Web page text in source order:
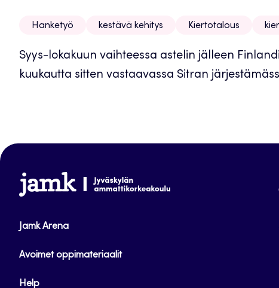
Hanketyö kestävä kehitys Kiertotalous
Syys-lokakuun vaihteessa astelin jälleen
kuukautta sitten vastaavassa Sitran
www.jamk.fi
Jamk Arena
Avoimet oppimateriaalit
Help